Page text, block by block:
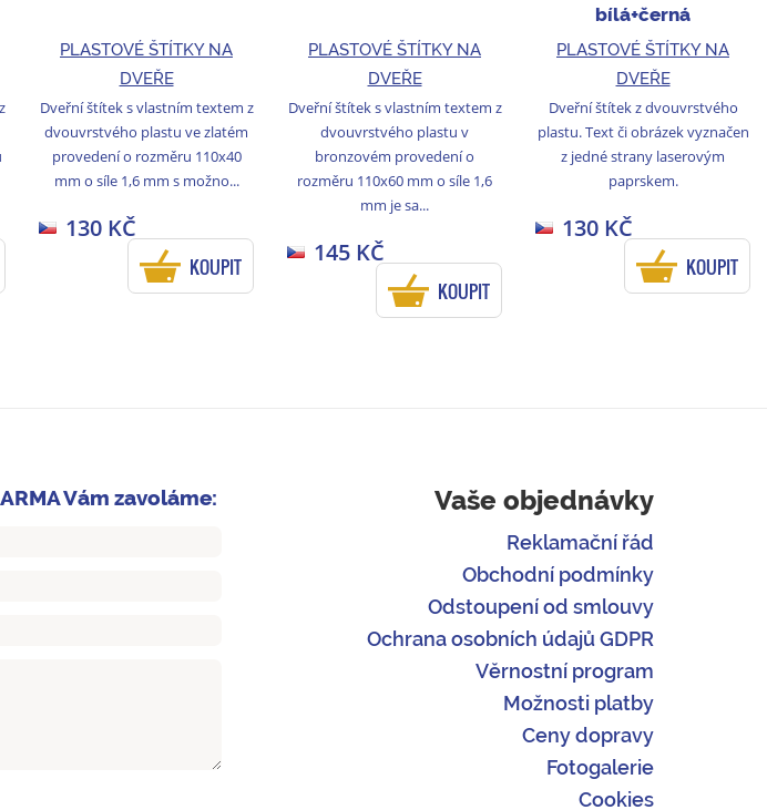
PLASTOVÉ ŠTÍTKY NA
DVEŘE
Dveřní štítek s vlastním textem z
dvouvrstvého plastu ve zlatém
provedení o rozměru 110x40
mm o síle 1,6 mm s možno...
130 KČ
KOUPIT
PLASTOVÉ ŠTÍTKY NA
DVEŘE
Dveřní štítek s vlastním textem z
dvouvrstvého plastu v
bronzovém provedení o
rozměru 110x60 mm o síle 1,6
mm je sa...
145 KČ
KOUPIT
bílá+černá
PLASTOVÉ ŠTÍTKY NA
DVEŘE
Dveřní štítek z dvouvrstvého
plastu. Text či obrázek vyznačen
z jedné strany laserovým
paprskem.
130 KČ
KOUPIT
Vám zavoláme: Vaše objednávky
Reklamační řád
Obchodní podmínky
Odstoupení od smlouvy
Ochrana osobních údajů GDPR
Věrnostní program
Možnosti platby
Ceny dopravy
Fotogalerie
Cookies